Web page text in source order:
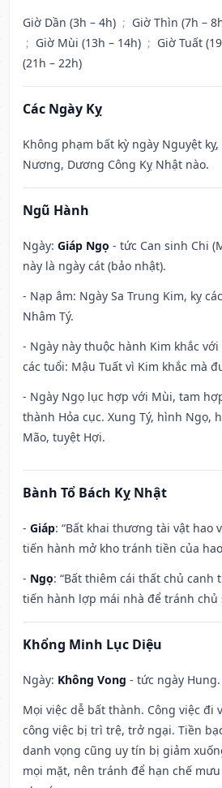
Giờ Dần (3h – 4h) ; Giờ Thìn (7h –
; Giờ Mùi (13h – 14h) ; Giờ Tuất
(21h – 22h)
Các Ngày Kỵ
Không phạm bất kỳ ngày Nguyệt
Nương, Dương Công Kỵ Nhật nào.
Ngũ Hành
Ngày: Giáp Ngọ - tức Can sinh Chi
này là ngày cát (bảo nhật).
- Nạp âm: Ngày Sa Trung Kim, kỵ
Nhâm Tý.
- Ngày này thuộc hành Kim khắc
các tuổi: Mậu Tuất vì Kim khắc mà
- Ngày Ngọ lục hợp với Mùi, tam
thành Hỏa cục. Xung Tý, hình Ngọ,
Mão, tuyệt Hợi.
Bành Tổ Bách Kỵ Nhật
- Giáp: “Bất khai thương tài vật hao
tiến hành mở kho tránh tiền của
- Ngọ: “Bất thiêm cái thất chủ canh
tiến hành lợp mái nhà để tránh chủ
Khổng Minh Lục Diệu
Ngày: Không Vong - tức ngày Hung.
Mọi việc dễ bất thành. Công việc đi
công việc bị trì trệ, trở ngại. Tiền
danh vọng cũng uy tín bị giảm
mọi mặt, nên tránh để hạn chế